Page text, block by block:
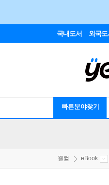
국내도서 외국도
빠른분야찾기
웰컴 eBook